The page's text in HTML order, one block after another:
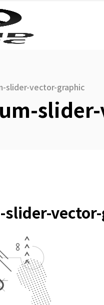
slider-vector-graphic